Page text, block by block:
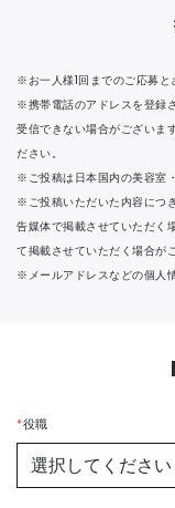
※お一人様1回までのご応募と
※携帯電話のアドレスを登録
受信できない場合がございま
ださい。
※ご投稿は日本国内の美容室
※ご投稿いただいた内容につ
告媒体で掲載させていただく
て掲載させていただく場合が
※メールアドレスなどの個人
*役職